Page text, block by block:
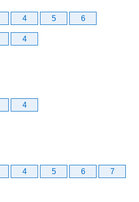
4 5 6
4
4
4 5 6
7